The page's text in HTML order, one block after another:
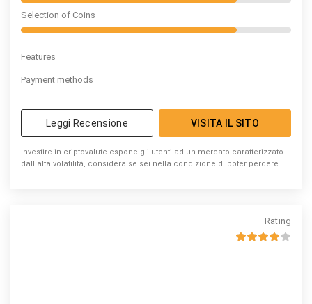
Selection of Coins
Features
Payment methods
Leggi Recensione VISITA IL SITO
Investire in criptovalute espone gli utenti ad un mercato caratterizzato
dall'alta volatilità, considera se sei nella condizione di poter perdere
Rating